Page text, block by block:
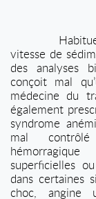
vitesse de
des analyses
conçoit mal
médecine du
également
syndrome
mal contrôlé
superficielles
dans certaines
choc, angine